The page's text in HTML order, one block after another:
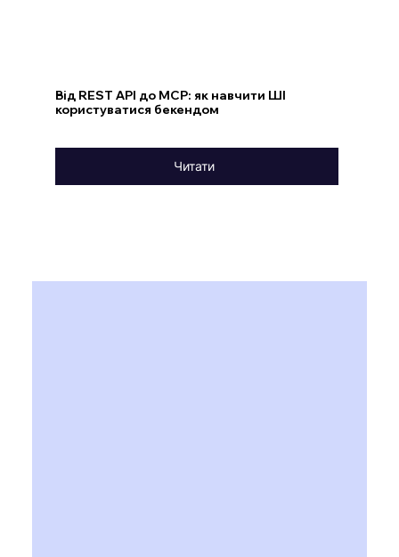
Від REST API до MCP: як навчити ШІ
користуватися бекендом
Читати